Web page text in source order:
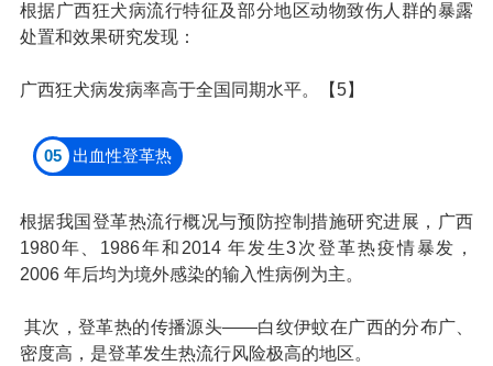
根据广西狂犬病流行特征及部分地区动物致伤人群的暴露
处置和效果研究发现：
广西狂犬病发病率高于全国同期水平。【5】
05 出血性登革热
根据我国登革热流行概况与预防控制措施研究进展，广西
1980年、1986年和2014 年发生3次登革热疫情暴发，
2006 年后均为境外感染的输入性病例为主。
其次，登革热的传播源头——白纹伊蚊在广西的分布广、
密度高，是登革发生热流行风险极高的地区。